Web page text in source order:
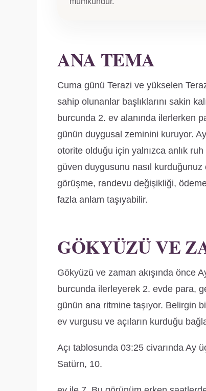
ANA TEMA
Cuma günü Terazi ve yükselen
sahip olunanlar başlıklarını sakin
burcunda 2. ev alanında ilerlerken
günün duygusal zeminini kuruyor.
otorite olduğu için yalnızca anlık
güven duygusunu nasıl
görüşme, randevu değişikliği,
fazla anlam taşıyabilir.
GÖKYÜZÜ VE
Gökyüzü ve zaman akışında önce
burcunda ilerleyerek 2. evde para,
günün ana ritmine taşıyor. Belirgin
ev vurgusu ve açıların kurduğu
Açı tablosunda 03:25 civarında Ay
Satürn, 10.